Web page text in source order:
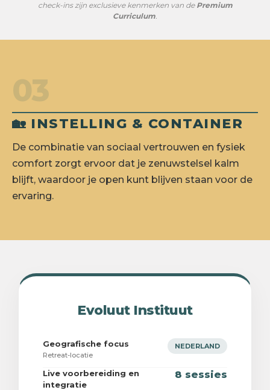
check-ins zijn exclusieve kenmerken van de Premium
Curriculum.
03
🏡 INSTELLING & CONTAINER
De combinatie van sociaal vertrouwen en fysiek
comfort zorgt ervoor dat je zenuwstelsel kalm
blijft, waardoor je open kunt blijven staan voor de
ervaring.
Evoluut Instituut
Geografische focus
Retreat-locatie
NEDERLAND
Live voorbereiding en
integratie
8 sessies